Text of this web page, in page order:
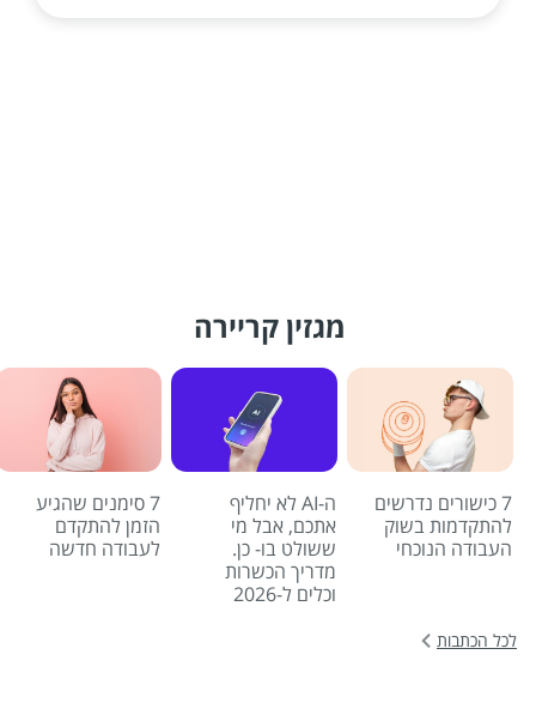
מגזין קריירה
7 כישורים נדרשים
להתקדמות בשוק
העבודה הנוכחי
ה-AI לא יחליף
אתכם, אבל מי
ששולט בו- כן.
מדריך הכשרות
וכלים ל-2026
7 סימנים שהגיע
הזמן להתקדם
לעבודה חדשה
לכל הכתבות